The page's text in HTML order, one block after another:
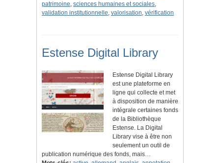
patrimoine, sciences humaines et sociales,
validation institutionnelle, valorisation, vérification
Estense Digital Library
Estense Digital Library
est une plateforme en
ligne qui collecte et met
à disposition de manière
intégrale certaines fonds
de la Bibliothèque
Estense. La Digital
Library vise à être non
seulement un outil de
publication numérique des fonds, mais…